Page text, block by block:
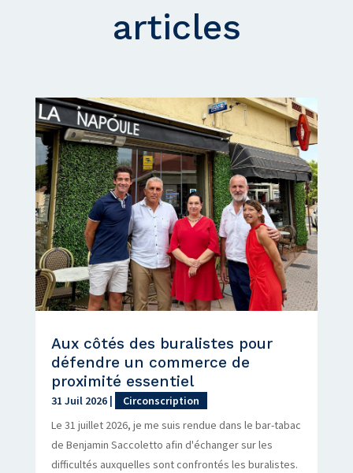
articles
Aux côtés des buralistes pour
défendre un commerce de
proximité essentiel
31 Juil 2026|
Circonscription
Le 31 juillet 2026, je me suis rendue dans le bar-tabac
de Benjamin Saccoletto afin d'échanger sur les
difficultés auxquelles sont confrontés les buralistes.